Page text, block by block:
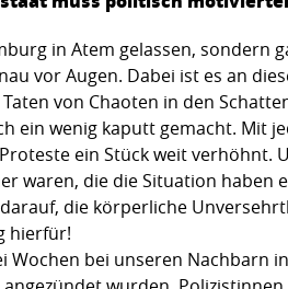
in Atem gelassen, sondern
vor Augen. Dabei ist es an
von Chaoten in den
ein wenig kaputt gemacht. Mit
ein Stück weit verhöhnt.
waren, die die Situation haben
die körperliche
hierfür!
Wochen bei unseren Nachbarn